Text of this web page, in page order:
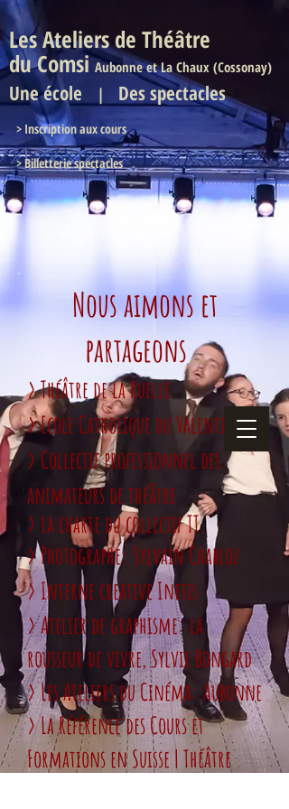
Les Ateliers de Théâtre
du ComsiAubonne et La Chaux (Cossonay)
Uneécole | Des spectacles
> Inscription aux cours
> Billetterie spectacles
Nous aimons et
partageons..
> Théâtre de la Ruelle
> Ecole Catholique du Valentin
> Collectif professionnel des
animateurs de théâtre
> La charte du collectif TT.
> Photographe: Sylvain Chabloz
> Interne creative Inetis
> Atelier de graphisme: la
rousseur de vivre, Sylvie Bongard
>Les Ateliers du Cinéma: Aubonne
>La Référence des Cours et
Formations en Suisse | Théâtre